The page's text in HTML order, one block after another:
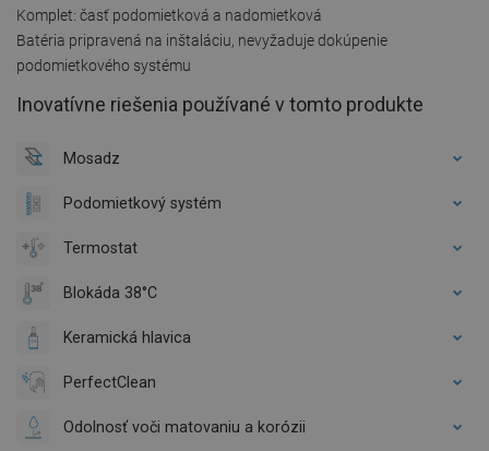
Komplet: časť podomietková a nadomietková
Batéria pripravená na inštaláciu, nevyžaduje dokúpenie
podomietkového systému
Inovatívne riešenia používané v tomto produkte
Mosadz
Podomietkový systém
Termostat
Blokáda 38°C
Keramická hlavica
PerfectClean
Odolnosť voči matovaniu a korózii